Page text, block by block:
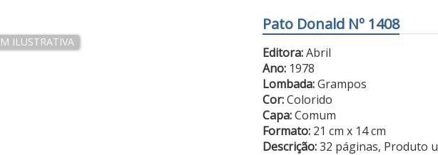
Pato Donald Nº 1408
Editora:Abril
Ano:1978
Lombada:Grampos
Cor:Colorido
Capa:Comum
Formato:21 cm x 14 cm
Descrição:32 páginas, Produto